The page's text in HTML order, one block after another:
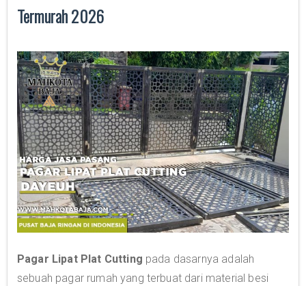
Termurah 2026
Pagar Lipat Plat Cutting pada dasarnya adalah
sebuah pagar rumah yang terbuat dari material besi